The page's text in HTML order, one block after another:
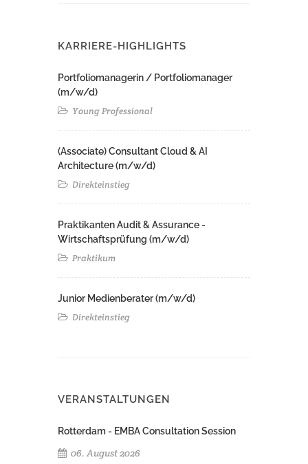
KARRIERE-HIGHLIGHTS
Portfoliomanagerin / Portfoliomanager
(m/w/d)
Young Professional
(Associate) Consultant Cloud & AI
Architecture (m/w/d)​ ​
Direkteinstieg
Praktikanten Audit & Assurance -
Wirtschaftsprüfung (m/w/d)
Praktikum
Junior Medienberater (m/w/d)
Direkteinstieg
VERANSTALTUNGEN
Rotterdam - EMBA Consultation Session
06. August 2026